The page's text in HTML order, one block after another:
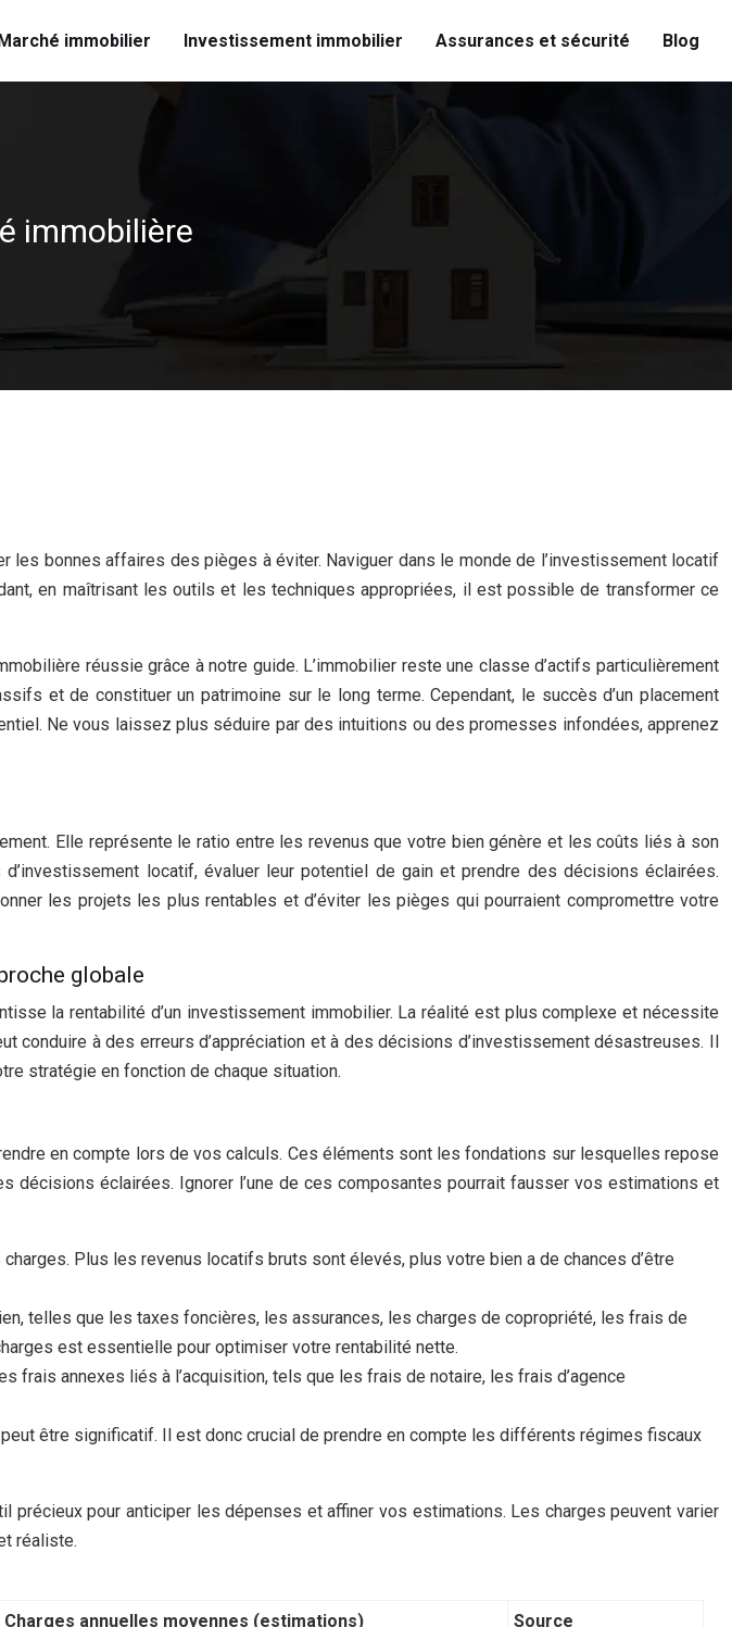
immobilier Investissement immobilier Assurances et sécurité Blog
immobilière
les bonnes affaires des pièges à éviter. Naviguer dans le monde de l’investissement locatif
en maîtrisant les outils et les techniques appropriées, il est possible de transformer ce
réussie grâce à notre guide. L’immobilier reste une classe d’actifs particulièrement
et de constituer un patrimoine sur le long terme. Cependant, le succès d’un placement
Ne vous laissez plus séduire par des intuitions ou des promesses infondées, apprenez
Elle représente le ratio entre les revenus que votre bien génère et les coûts liés à son
locatif, évaluer leur potentiel de gain et prendre des décisions éclairées.
les projets les plus rentables et d’éviter les pièges qui pourraient compromettre votre
globale
la rentabilité d’un investissement immobilier. La réalité est plus complexe et nécessite
à des erreurs d’appréciation et à des décisions d’investissement désastreuses. Il
stratégie en fonction de chaque situation.
en compte lors de vos calculs. Ces éléments sont les fondations sur lesquelles repose
éclairées. Ignorer l’une de ces composantes pourrait fausser vos estimations et
Plus les revenus locatifs bruts sont élevés, plus votre bien a de chances d’être
telles que les taxes foncières, les assurances, les charges de copropriété, les frais de
est essentielle pour optimiser votre rentabilité nette.
frais annexes liés à l’acquisition, tels que les frais de notaire, les frais d’agence
être significatif. Il est donc crucial de prendre en compte les différents régimes fiscaux
pour anticiper les dépenses et affiner vos estimations. Les charges peuvent varier
réaliste.
Charges annuelles moyennes (estimations)
Source